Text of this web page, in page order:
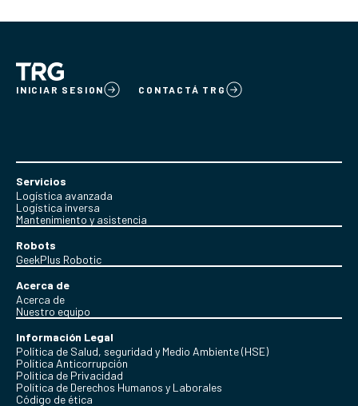
INICIAR SESION CONTACTÁ TRG
Servicios
Logística avanzada
Logística inversa
Mantenimiento y asistencia
Robots
GeekPlus Robotic
Acerca de
Acerca de
Nuestro equipo
Información Legal
Política de Salud, seguridad y Medio Ambiente (HSE)
Política Anticorrupción
Politica de Privacidad
Política de Derechos Humanos y Laborales
Código de ética